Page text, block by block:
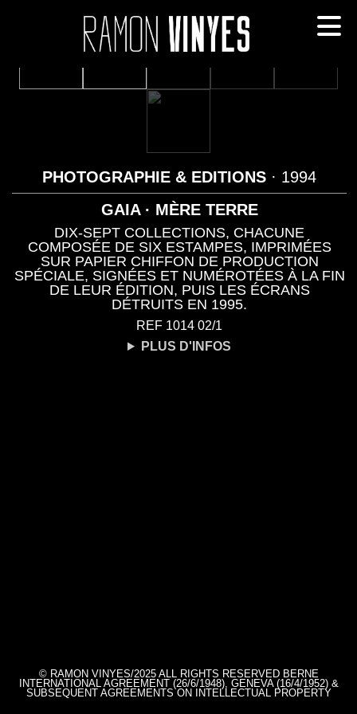
PHOTOGRAPHIE & EDITIONS · 1994
GAIA · MÈRE TERRE
DIX-SEPT COLLECTIONS, CHACUNE
COMPOSÉE DE SIX ESTAMPES, IMPRIMÉES
SUR PAPIER CHIFFON DE PRODUCTION
SPÉCIALE, SIGNÉES ET NUMÉROTÉES À LA FIN
DE LEUR ÉDITION, PUIS LES ÉCRANS
DÉTRUITS EN 1995.
REF 1014 02/1
PLUS D'INFOS
© RAMON VINYES/2025 ALL RIGHTS RESERVED BERNE
INTERNATIONAL AGREEMENT (26/6/1948), GENEVA (16/4/1952) &
SUBSEQUENT AGREEMENTS ON INTELLECTUAL PROPERTY